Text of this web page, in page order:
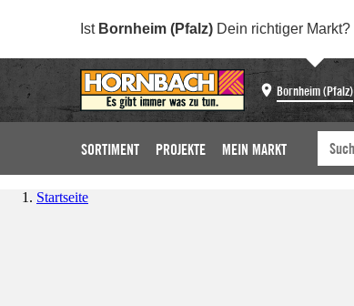
Ist Bornheim (Pfalz) Dein richtiger Markt?
Bornheim (Pfalz)
SORTIMENT PROJEKTE MEIN MARKT
Startseite